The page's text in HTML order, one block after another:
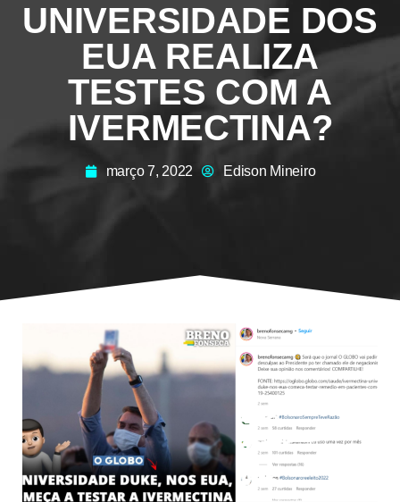
UNIVERSIDADE DOS
EUA REALIZA
TESTES COM A
IVERMECTINA?
março 7, 2022 Edison Mineiro